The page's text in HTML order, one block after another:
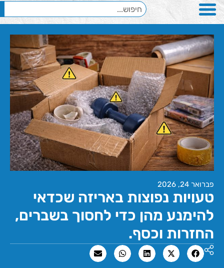
פברואר 24, 2026
טעויות נפוצות באריזה שכדאי
להימנע מהן כדי לחסוך בשברים,
החזרות וכסף.